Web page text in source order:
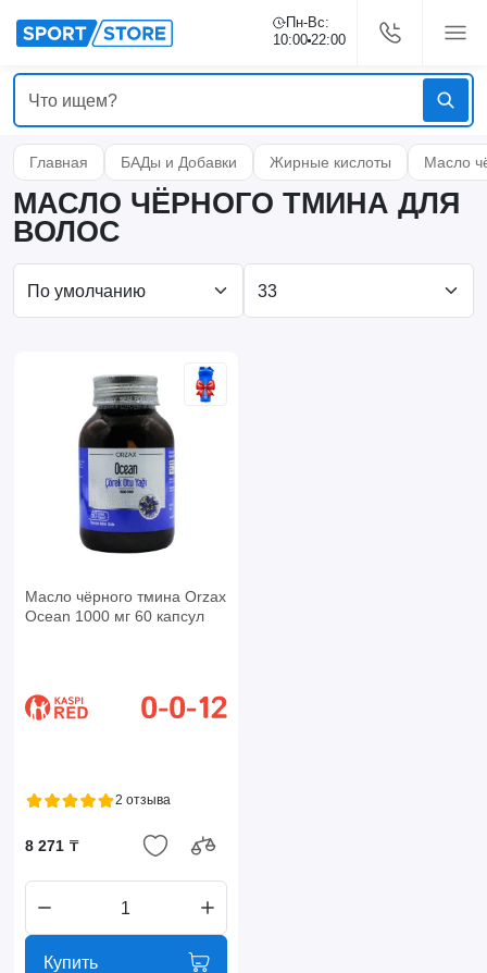
Пн-Вс:
10:00 22:00
Главная БАДы и Добавки Жирные кислоты Масло
МАСЛО ЧЁРНОГО ТМИНА ДЛЯ
ВОЛОС
Масло чёрного тмина Orzax
Ocean 1000 мг 60 капсул
2 отзыва
8 271 ₸
Купить